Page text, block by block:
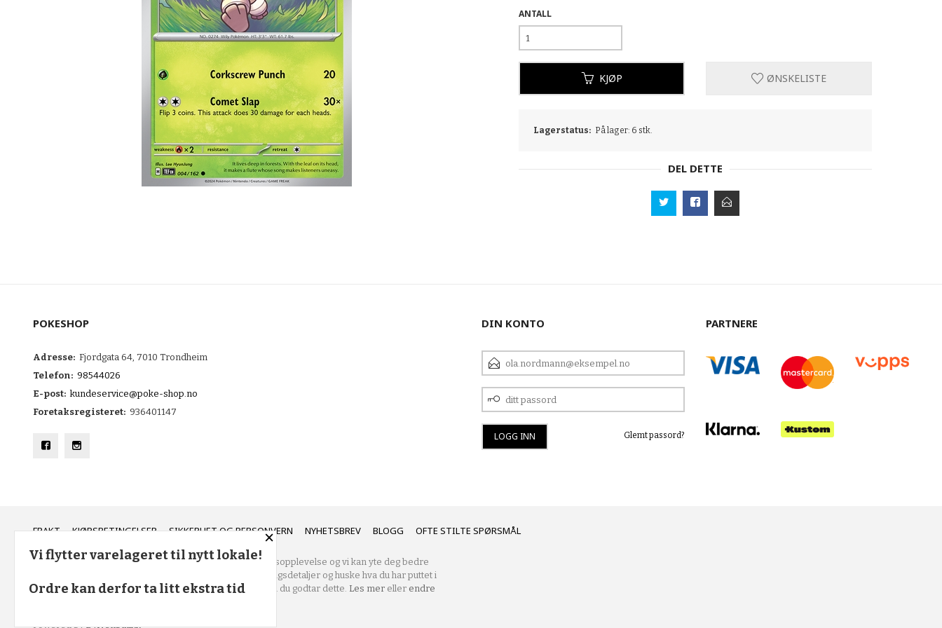
ANTALL
KJØP ØNSKELISTE
Lagerstatus: På lager: 6 stk.
DEL DETTE
POKESHOP
Adresse: Fjordgata 64, 7010 Trondheim
Telefon: 98544026
E-post: kundeservice@poke-shop.no
Foretaksregisteret: 936401147
DIN KONTO
E-
POSTADRESSE
DITT
PASSORD
Glemt passord?
PARTNERE
FRAKT KJØPSBETINGELSER SIKKERHET OG PERSONVERN NYHETSBREV BLOGG OFTE STILTE SPØRSMÅL
Vår nettbutikk bruker cookies slik at du får en bedre kjøpsopplevelse og vi kan yte deg bedre
service. Vi bruker cookies hovedsaklig til å lagre innloggingsdetaljer og huske hva du har puttet i
handlekurven din. Fortsett å bruke siden som normalt om du godtar dette. Les mer eller endre
Powered by24Nettbutikk
×
Vi flytter varelageret til nytt lokale!
Ordre kan derfor ta litt ekstra tid